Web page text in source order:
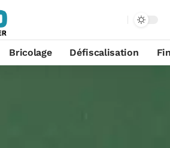
Bricolage Défiscalisation